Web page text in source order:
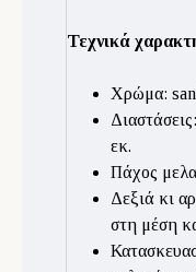
Τεχνικά
Χρώμα:
εκ.
Πάχος
Δεξιά κι
στη μέση